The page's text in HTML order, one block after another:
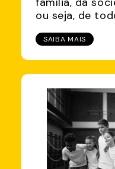
ou seja, de
SAIBA MAIS